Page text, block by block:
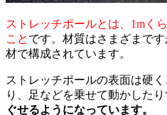
ストレッチポールとは、1mく
こと です。材質はさまざまで
材で構成されています。
ストレッチポールの表面は硬
り、足などを乗せて動かしたり
ぐせるようになっています。